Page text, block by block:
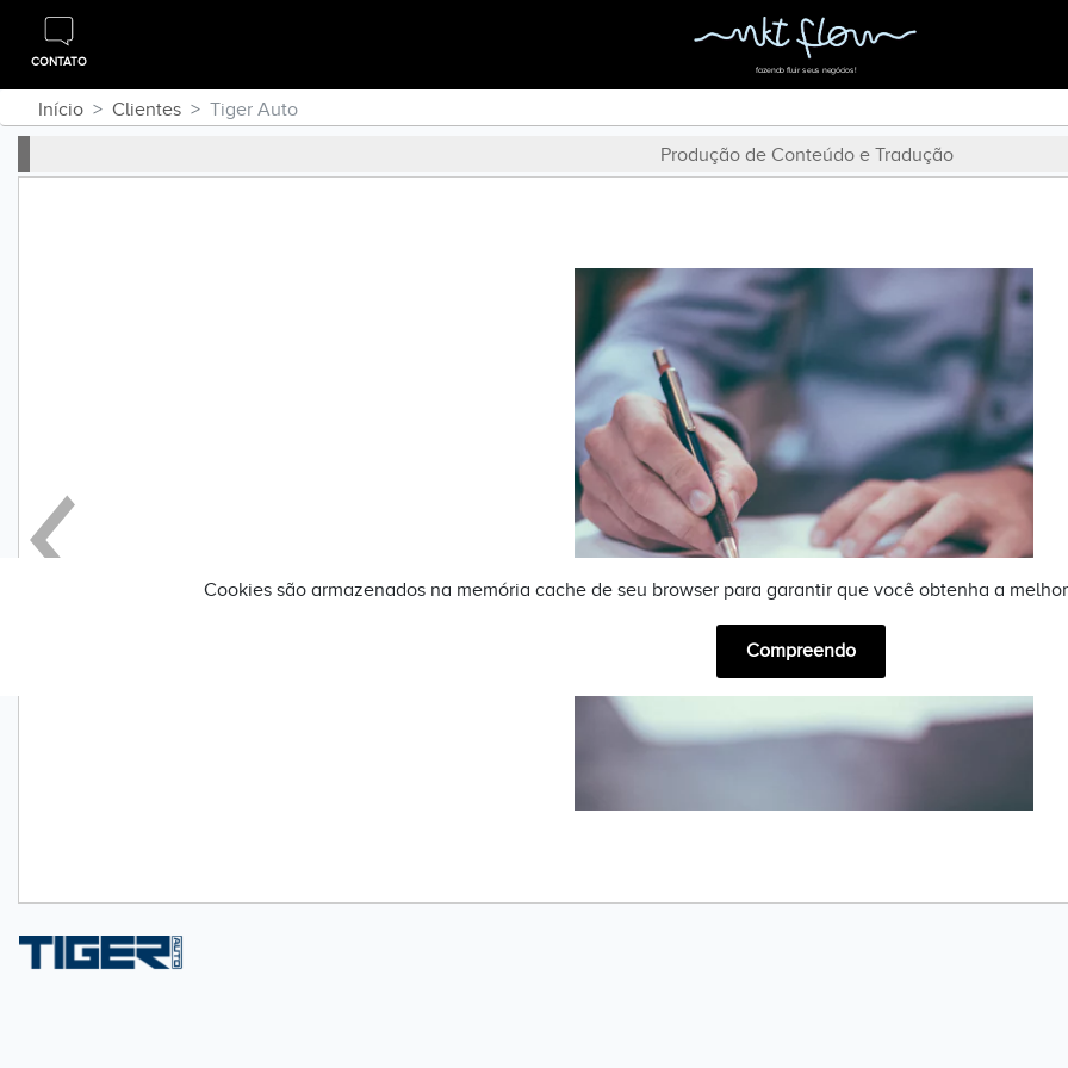
CONTATO
fazendo fluir seus negócios!
Início Clientes Tiger Auto
Produção de Conteúdo e Tradução
Cookies são armazenados na memória cache de seu browser para garantir que você obtenha a
Compreendo